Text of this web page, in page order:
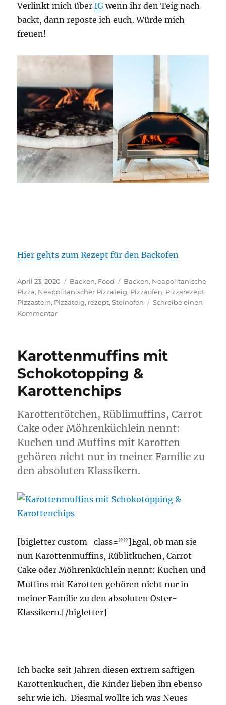
Verlinkt mich überIG wenn ihr den Teig nach
backt, dann reposte ich euch. Würde mich
freuen!
Hier gehts zum Rezept für den Backofen
Veröffentlicht
am
April 23, 2020 Kategorien
Backen, Food Schlagwörter
Backen, Neapolitanische
Pizza, Neapolitanischer Pizzateig, Pizzaofen, Pizzarezept,
Pizzastein, Pizzateig, rezept,Steinofen
Schreibe einen
Kommentarzu
Art
Karottenmuffins mit
Schokotopping &
Karottenchips
Karottentötchen, Rüblimuffins, Carrot
Cake oder Möhrenküchlein nennt:
Kuchen und Muffins mit Karotten
gehören nicht nur in meiner Familie zu
den absoluten Klassikern.
[bigletter custom_class=””]Egal, ob man sie
nun Karottenmuffins, Rüblitkuchen, Carrot
Cake oder Möhrenküchlein nennt: Kuchen und
Muffins mit Karotten gehören nicht nur in
meiner Familie zu den absoluten Oster-
Klassikern.[/bigletter]
Ich backe seit Jahren diesen extrem saftigen
Karottenkuchen, die Kinder lieben ihn ebenso
sehr wie ich. Diesmal wollte ich was Neues